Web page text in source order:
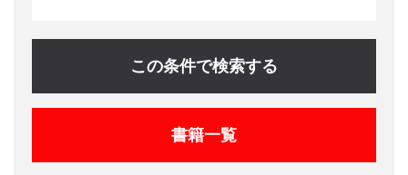
この条件で検索する
書籍一覧